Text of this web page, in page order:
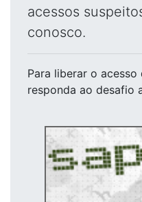
acessos
conosco.
Para liberar o acesso
responda ao desafio